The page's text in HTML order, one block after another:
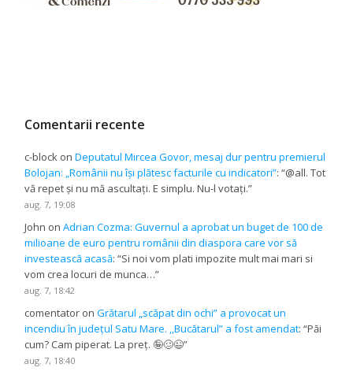
Comentarii recente
c-block onDeputatul Mircea Govor, mesaj dur pentru premierul
Bolojan: „Românii nu își plătesc facturile cu indicatori”: “@all. Tot
vă repet și nu mă ascultați. E simplu. Nu-l votați.”
aug. 7, 19:08
John onAdrian Cozma: Guvernul a aprobat un buget de 100 de
milioane de euro pentru românii din diaspora care vor să
investească acasă: “Si noi vom plati impozite mult mai mari si
vom crea locuri de munca…”
aug. 7, 18:42
comentator onGrătarul „scăpat din ochi” a provocat un
incendiu în județul Satu Mare. ,,Bucătarul” a fost amendat: “Păi
cum? Cam piperat. La preț. 🤪🥴😉”
aug. 7, 18:40